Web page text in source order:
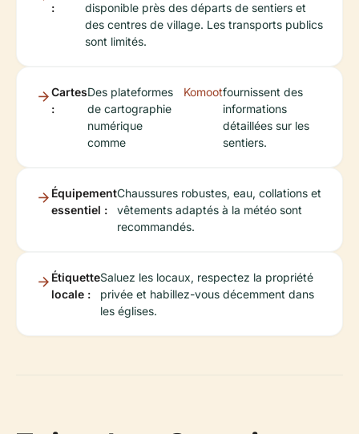
:
disponible près des départs de sentiers et
des centres de village. Les transports publics
sont limités.
Cartes
:
Des plateformes
de cartographie
numérique
comme
Komootfournissent des
informations
détaillées sur les
sentiers.
Équipement
essentiel :
Chaussures robustes, eau, collations et
vêtements adaptés à la météo sont
recommandés.
Étiquette
locale :
Saluez les locaux, respectez la propriété
privée et habillez-vous décemment dans
les églises.